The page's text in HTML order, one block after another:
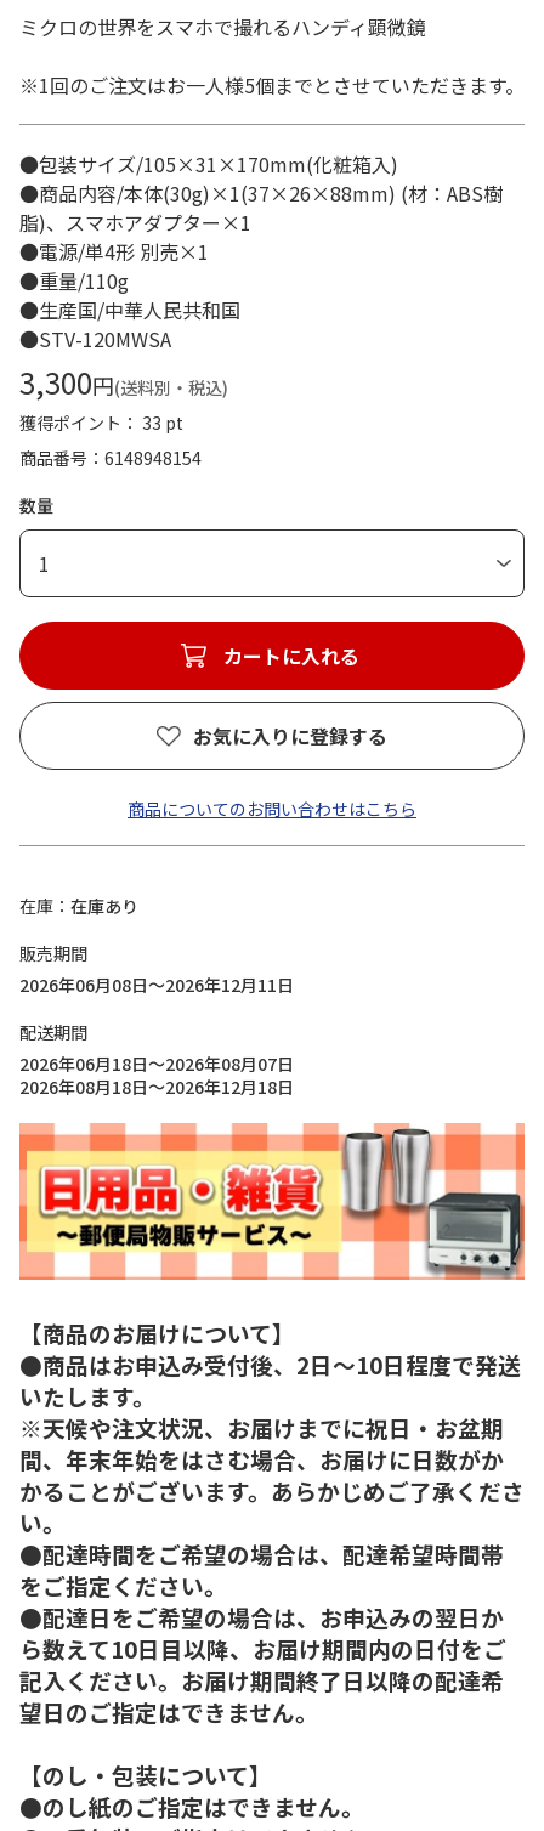
ミクロの世界をスマホで撮れるハンディ顕微鏡
※1回のご注文はお一人様5個までとさせていただきます。
●包装サイズ/105×31×170mm(化粧箱入)
●商品内容/本体(30g)×1(37×26×88mm) (材：ABS樹
脂)、スマホアダプター×1
●電源/単4形 別売×1
●重量/110g
●生産国/中華人民共和国
●STV-120MWSA
3,300円(送料別・税込)
獲得ポイント： 33 pt
商品番号
6148948154
数量
1
カートに入れる
お気に入りに登録する
商品についてのお問い合わせはこちら
在庫
在庫あり
販売期間
2026年06月08日～2026年12月11日
配送期間
2026年06月18日～2026年08月07日
2026年08月18日～2026年12月18日
【商品のお届けについて】
●商品はお申込み受付後、2日～10日程度で発送
いたします。
※天候や注文状況、お届けまでに祝日・お盆期
間、年末年始をはさむ場合、お届けに日数がか
かることがございます。あらかじめご了承くださ
い。
●配達時間をご希望の場合は、配達希望時間帯
をご指定ください。
●配達日をご希望の場合は、お申込みの翌日か
ら数えて10日目以降、お届け期間内の日付をご
記入ください。お届け期間終了日以降の配達希
望日のご指定はできません。
【のし・包装について】
●のし紙のご指定はできません。